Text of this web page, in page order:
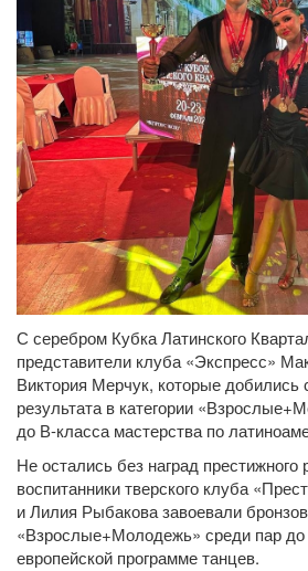
С серебром Кубка Латинского
представители клуба «Экспресс»
Виктория Мерчук, которые добились
результата в категории
до В-класса мастерства по
Не остались без наград престижного
воспитанники тверского клуба
и Лилия Рыбакова завоевали
«Взрослые+Молодежь» среди пар
европейской программе танцев.